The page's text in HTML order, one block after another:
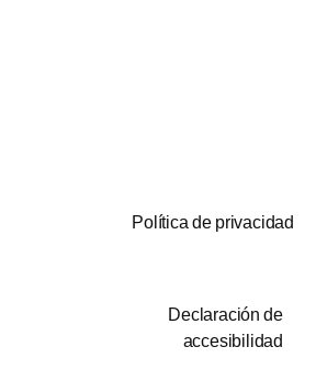
Política de privacidad
Declaración de
accesibilidad